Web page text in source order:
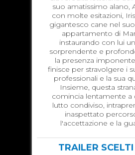
suo amatissimo alano,
con molte esitazioni,
gigantesco cane nel
appartamento di
instaurando con lui
sorprendente e
la presenza
finisce per stravolgere i
professionali e la sua
Insieme, questa
comincia lentamente a
lutto condiviso,
inaspettato
l'accettazione e la
TRAILER